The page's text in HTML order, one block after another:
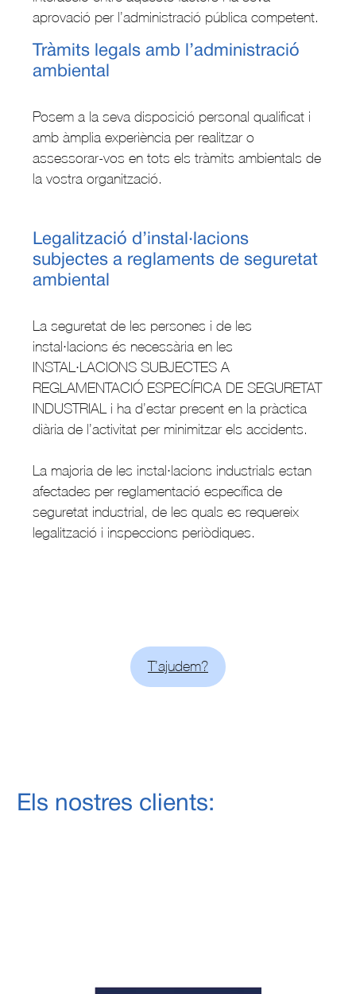
aprovació per l’administració pública competent.
Tràmits legals amb l’administració
ambiental
Posem a la seva disposició personal qualificat i
amb àmplia experiència per realitzar o
assessorar-vos en tots els tràmits ambientals de
la vostra organització.
Legalització d’instal·lacions
subjectes a reglaments de seguretat
ambiental
La seguretat de les persones i de les
instal·lacions és necessària en les
INSTAL·LACIONS SUBJECTES A
REGLAMENTACIÓ ESPECÍFICA DE SEGURETAT
INDUSTRIAL i ha d’estar present en la pràctica
diària de l’activitat per minimitzar els accidents.
La majoria de les instal·lacions industrials estan
afectades per reglamentació específica de
seguretat industrial, de les quals es requereix
legalització i inspeccions periòdiques.
T’ajudem?
Els nostres clients: